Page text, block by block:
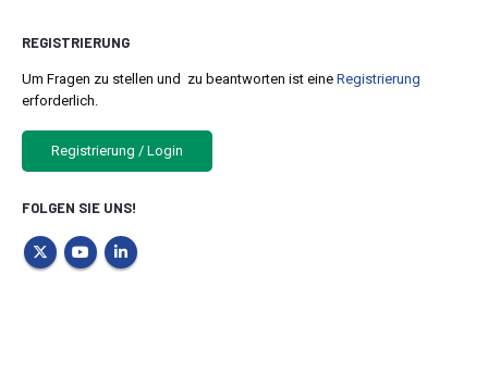
REGISTRIERUNG
Um Fragen zu stellen und zu beantworten ist eine Registrierung
erforderlich.
Registrierung / Login
FOLGEN SIE UNS!